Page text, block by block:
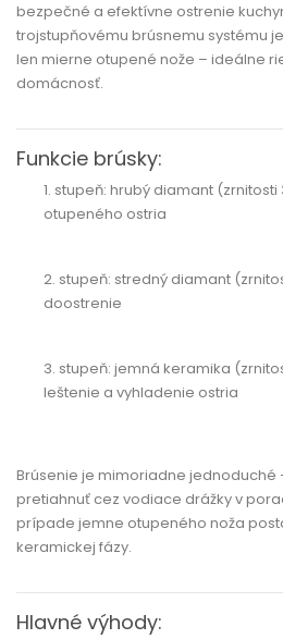
bezpečné a efektívne ostrenie
trojstupňovému brúsnemu systému
len mierne otupené nože – ideálne
domácnosť.
Funkcie brúsky:
1. stupeň: hrubý diamant (zrnitosti
otupeného ostria
2. stupeň: stredný diamant
doostrenie
3. stupeň: jemná keramika
leštenie a vyhladenie ostria
Brúsenie je mimoriadne jednoduché
pretiahnuť cez vodiace drážkyv
prípade jemne otupeného noža
keramickej fázy.
Hlavné výhody: